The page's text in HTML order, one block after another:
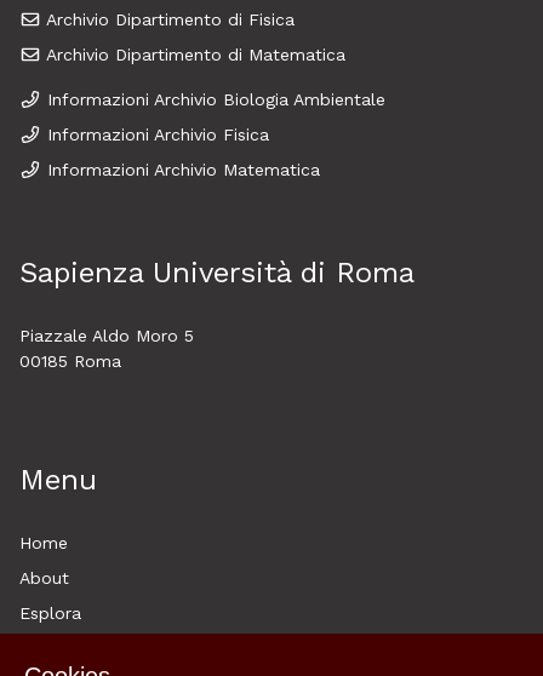
Archivio Dipartimento di Fisica
Archivio Dipartimento di Matematica
Informazioni Archivio Biologia Ambientale
Informazioni Archivio Fisica
Informazioni Archivio Matematica
Sapienza Università di Roma
Piazzale Aldo Moro 5
00185 Roma
Menu
Home
About
Esplora